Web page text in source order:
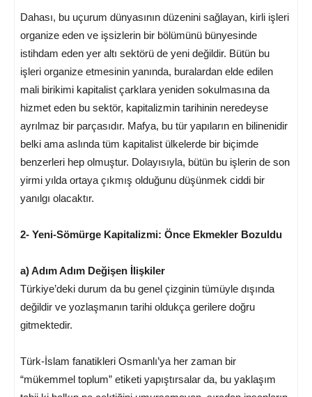
Dahası, bu uçurum dünyasının düzenini sağlayan, kirli işleri
organize eden ve işsizlerin bir bölümünü bünyesinde
istihdam eden yer altı sektörü de yeni değildir. Bütün bu
işleri organize etmesinin yanında, buralardan elde edilen
mali birikimi kapitalist çarklara yeniden sokulmasına da
hizmet eden bu sektör, kapitalizmin tarihinin neredeyse
ayrılmaz bir parçasıdır. Mafya, bu tür yapıların en bilinenidir
belki ama aslında tüm kapitalist ülkelerde bir biçimde
benzerleri hep olmuştur. Dolayısıyla, bütün bu işlerin de son
yirmi yılda ortaya çıkmış olduğunu düşünmek ciddi bir
yanılgı olacaktır.
2- Yeni-Sömürge Kapitalizmi: Önce Ekmekler Bozuldu
a) Adım Adım Değişen İlişkiler
Türkiye’deki durum da bu genel çizginin tümüyle dışında
değildir ve yozlaşmanın tarihi oldukça gerilere doğru
gitmektedir.
Türk-İslam fanatikleri Osmanlı’ya her zaman bir
“mükemmel toplum” etiketi yapıştırsalar da, bu yaklaşım